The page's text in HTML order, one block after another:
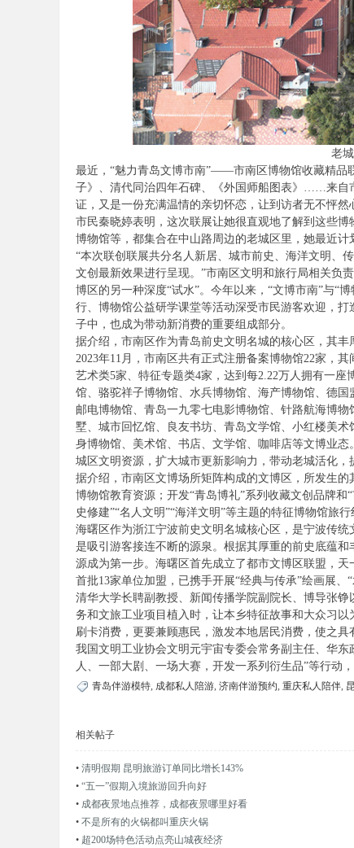
老
最近，“魅力青岛文博市南”——市南区博物馆收藏精品
子》、清代同治四年石碑、《外国师船图表》……来自
证，又是一份充满温情的亲切怀恋，让到访者无不怦然
市民秦晓婷表明，这次联展让她很直观地了解到这些
博物馆等，都集合在中山路周边的老城区里，她最近
“本次联创联展共分名人新居、城市前史、海洋文明、
文创最新效果进行呈现。”市南区文明和旅行局相关负
博区的另一种深度“试水”。今年以来，“文博市南”与“
行、博物馆公益研学课堂等活动深受市民游客欢迎，
子中，也成为带动新消费的重要组成部分。
据介绍，市南区作为青岛前史文明名城的核心区，其
2023年11月，市南区共有正式注册备案博物馆22家，
艺术类5家、特征专题类4家，达到每2.22万人拥有一
馆、骆驼祥子博物馆、水兵博物馆、海产博物馆、德
邮电博物馆、青岛一九零七电影博物馆、针路航海博
墅、城市回忆馆、良友书坊、青岛文学馆、小红楼美
身博物馆、美术馆、书店、文学馆、咖啡店等文博业
城区文明资源，扩大城市更新影响力，带动老城活化，
据介绍，市南区文博场所矩阵构成的文博区，所发生
博物馆教育资源；开发“青岛博礼”系列收藏文创品牌
史修建”“名人文明”“海洋文明”等主题的特征博物馆旅
海曙区作为浙江宁波前史文明名城核心区，是宁波传
是吸引游客接连不断的源泉。根据其厚重的前史底蕴
源成为第一步。海曙区首先成立了都市文博区联盟，
首批13家单位加盟，已携手开展“经典与传承”绘画展
清华大学长聘副教授、新闻传播学院副院长、博导张
务和文旅工业项目植入时，让本乡特征故事和大众习
刷卡消费，更要兼顾惠民，激发本地居民消费，使之具
我国文明工业协会文明元宇宙专委会常务副主任、华
人、一部大剧、一场大赛，开发一系列衍生品”等行动
青岛伴游模特, 成都私人陪游, 济南伴游预约, 重庆私人陪伴,
相关帖子
• 清明假期 昆明旅游订单同比增长143%
• “五一”假期入境旅游回升向好
• 成都夜景地点推荐，成都夜景哪里好看
• 不是所有的火锅都叫重庆火锅
• 超200场特色活动点亮山城夜经济